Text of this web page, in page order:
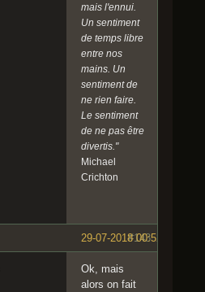
mais l'ennui.
Un sentiment
de temps libre
entre nos
mains. Un
sentiment de
ne rien faire.
Le sentiment
de ne pas être
divertis."
Michael
Crichton
#143
29-07-2018 00:52:36
Ok, mais
alors on fait